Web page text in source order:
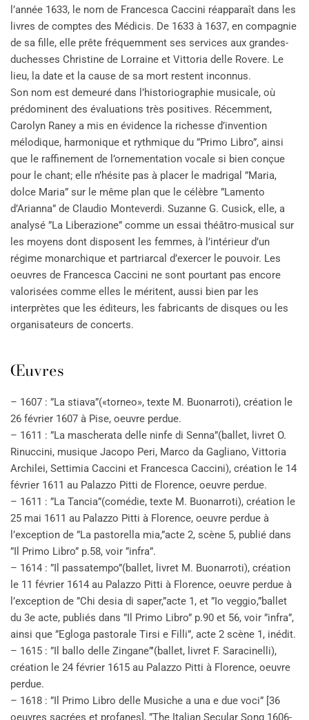
l’année 1633, le nom de Francesca Caccini réapparaît dans les
livres de comptes des Médicis. De 1633 à 1637, en compagnie
de sa fille, elle prête fréquemment ses services aux grandes-
duchesses Christine de Lorraine et Vittoria delle Rovere. Le
lieu, la date et la cause de sa mort restent inconnus.
Son nom est demeuré dans l’historiographie musicale, où
prédominent des évaluations très positives. Récemment,
Carolyn Raney a mis en évidence la richesse d’invention
mélodique, harmonique et rythmique du ”Primo Libro”, ainsi
que le raffinement de l’ornementation vocale si bien conçue
pour le chant; elle n’hésite pas à placer le madrigal ”Maria,
dolce Maria” sur le même plan que le célèbre ”Lamento
d’Arianna” de Claudio Monteverdi. Suzanne G. Cusick, elle, a
analysé ”La Liberazione” comme un essai théâtro-musical sur
les moyens dont disposent les femmes, à l’intérieur d’un
régime monarchique et partriarcal d’exercer le pouvoir. Les
oeuvres de Francesca Caccini ne sont pourtant pas encore
valorisées comme elles le méritent, aussi bien par les
interprètes que les éditeurs, les fabricants de disques ou les
organisateurs de concerts.
Œuvres
– 1607 : ”La stiava”(«torneo», texte M. Buonarroti), création le
26 février 1607 à Pise, oeuvre perdue.
– 1611 : ”La mascherata delle ninfe di Senna”(ballet, livret O.
Rinuccini, musique Jacopo Peri, Marco da Gagliano, Vittoria
Archilei, Settimia Caccini et Francesca Caccini), création le 14
février 1611 au Palazzo Pitti de Florence, oeuvre perdue.
– 1611 : ”La Tancia”(comédie, texte M. Buonarroti), création le
25 mai 1611 au Palazzo Pitti à Florence, oeuvre perdue à
l’exception de ”La pastorella mia,”acte 2, scène 5, publié dans
”Il Primo Libro” p.58, voir ”infra”.
– 1614 : ”Il passatempo”(ballet, livret M. Buonarroti), création
le 11 février 1614 au Palazzo Pitti à Florence, oeuvre perdue à
l’exception de ”Chi desia di saper,”acte 1, et ”Io veggio,”ballet
du 3e acte, publiés dans ”Il Primo Libro” p.90 et 56, voir ”infra”,
ainsi que ”Egloga pastorale Tirsi e Filli”, acte 2 scène 1, inédit.
– 1615 : ”Il ballo delle Zingane”'(ballet, livret F. Saracinelli),
création le 24 février 1615 au Palazzo Pitti à Florence, oeuvre
perdue.
– 1618 : ”Il Primo Libro delle Musiche a una e due voci” [36
oeuvres sacrées et profanes], ”The Italian Secular Song 1606-